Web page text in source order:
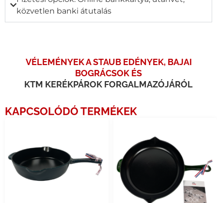
közvetlen banki átutalás
VÉLEMÉNYEK A STAUB EDÉNYEK, BAJAI
BOGRÁCSOK ÉS
KTM KERÉKPÁROK FORGALMAZÓJÁRÓL
KAPCSOLÓDÓ TERMÉKEK